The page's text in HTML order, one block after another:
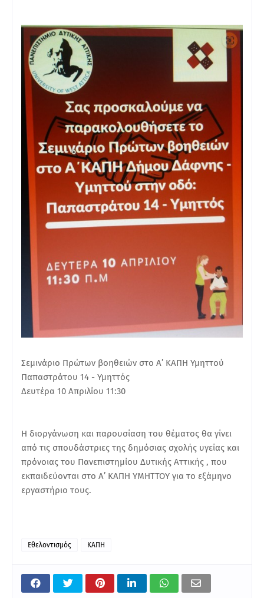
Σεμινάριο Πρώτων βοηθειών στο Α’ ΚΑΠΗ Υμηττού
Παπαστράτου 14 - Υμηττός
Δευτέρα 10 Απριλίου 11:30
Η διοργάνωση και παρουσίαση του θέματος θα γίνει
από τις σπουδάστριες της δημόσιας σχολής υγείας και
πρόνοιας του Πανεπιστημίου Δυτικής Αττικής , που
εκπαιδεύονται στο Α’ ΚΑΠΗ ΥΜΗΤΤΟΥ για το εξάμηνο
εργαστήριο τους.
Εθελοντισμός ΚΑΠΗ